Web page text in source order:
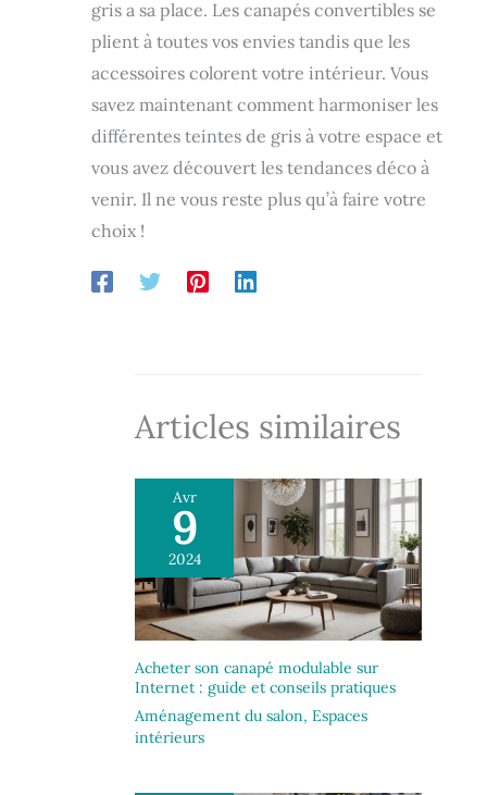
gris a sa place. Les canapés convertibles se
plient à toutes vos envies tandis que les
accessoires colorent votre intérieur. Vous
savez maintenant comment harmoniser les
différentes teintes de gris à votre espace et
vous avez découvert les tendances déco à
venir. Il ne vous reste plus qu’à faire votre
choix !
Articles similaires
Avr
9
2024
Acheter son canapé modulable sur
Internet : guide et conseils pratiques
Aménagement du salon, Espaces
intérieurs